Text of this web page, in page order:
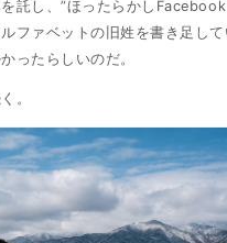
託し、”ほったらかし
ファベットの旧姓を書き足し
ったらしいのだ。
。